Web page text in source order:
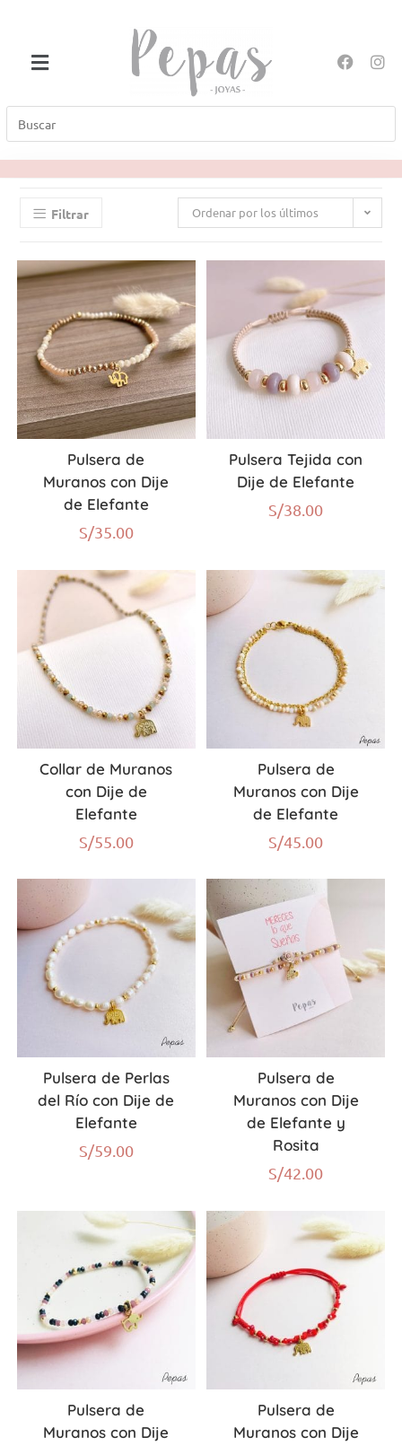
Filtrar Ordenar por los últimos
Pulsera de
Muranos con Dije
de Elefante
S/35.00
Pulsera Tejida con
Dije de Elefante
S/38.00
Collar de Muranos
con Dije de
Elefante
S/55.00
Pulsera de
Muranos con Dije
de Elefante
S/45.00
Pulsera de Perlas
del Río con Dije de
Elefante
S/59.00
Pulsera de
Muranos con Dije
de Elefante y
Rosita
S/42.00
Pulsera de
Muranos con Dije
Pulsera de
Muranos con Dije